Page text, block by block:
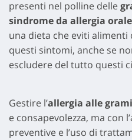
presenti nel polline delle
sindrome da allergia orale
una dieta che eviti alimenti
questi sintomi, anche se
escludere del tutto questi
Gestire l’allergia alle
e consapevolezza, ma con
preventive e l’uso di